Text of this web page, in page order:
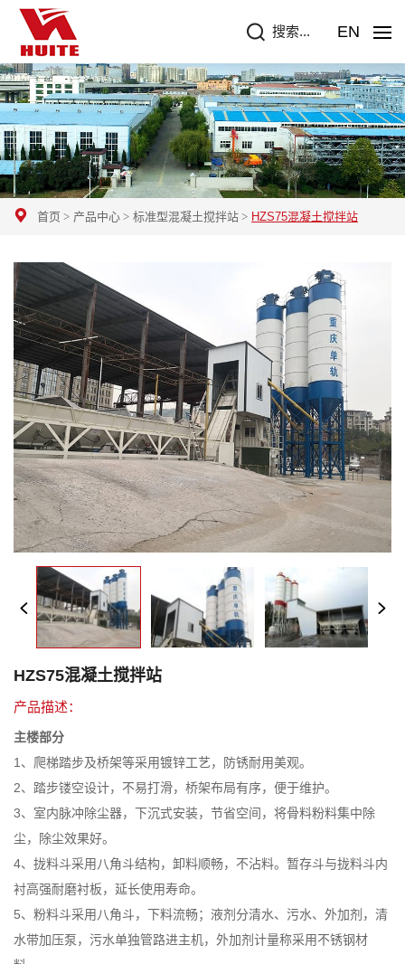
EN
搜索...
首页 产品中心 标准型混凝土搅拌站 HZS75混凝土搅拌站
HZS75混凝土搅拌站
产品描述：
主楼部分
1、爬梯踏步及桥架等采用镀锌工艺，防锈耐用美观。
2、踏步镂空设计，不易打滑，桥架布局有序，便于维护。
3、室内脉冲除尘器，下沉式安装，节省空间，将骨料粉料集中除
尘，除尘效果好。
4、拢料斗采用八角斗结构，卸料顺畅，不沾料。暂存斗与拢料斗内
衬高强耐磨衬板，延长使用寿命。
5、粉料斗采用八角斗，下料流畅；液剂分清水、污水、外加剂，清
水带加压泵，污水单独管路进主机，外加剂计量称采用不锈钢材